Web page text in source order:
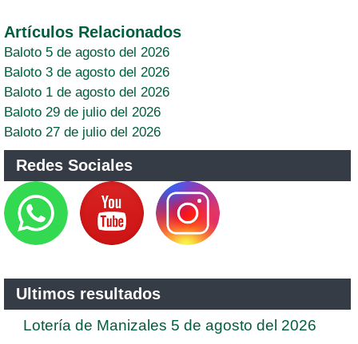
Artículos Relacionados
Baloto 5 de agosto del 2026
Baloto 3 de agosto del 2026
Baloto 1 de agosto del 2026
Baloto 29 de julio del 2026
Baloto 27 de julio del 2026
Redes Sociales
Ultimos resultados
Lotería de Manizales 5 de agosto del 2026